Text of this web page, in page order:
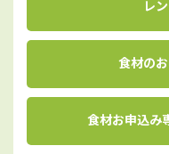
レ
食材の
食材お申込み